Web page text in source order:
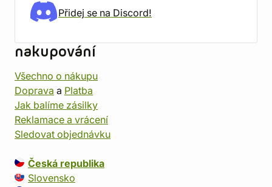
Přidej se na Discord!
nakupování
Všechno o nákupu
Doprava a Platba
Jak balíme zásilky
Reklamace a vrácení
Sledovat objednávku
Česká republika
Slovensko